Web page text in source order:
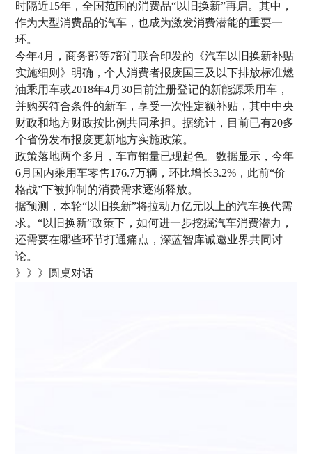
时隔近15年，全国范围的消费品“以旧换新”再启。其中，
作为大型消费品的汽车，也成为激发消费潜能的重要一
环。
今年4月，商务部等7部门联合印发的《汽车以旧换新补贴
实施细则》明确，个人消费者报废国三及以下排放标准燃
油乘用车或2018年4月30日前注册登记的新能源乘用车，
并购买符合条件的新车，享受一次性定额补贴，其中中央
财政和地方财政按比例共同承担。据统计，目前已有20多
个省份发布报废更新地方实施政策。
政策落地两个多月，车市销量已现起色。数据显示，今年
6月国内乘用车零售176.7万辆，环比增长3.2%，此前“价
格战”下被抑制的消费需求逐渐释放。
据预测，本轮“以旧换新”将拉动万亿元以上的汽车换代需
求。“以旧换新”政策下，如何进一步挖掘汽车消费潜力，
还需要在哪些环节打通痛点，深蓝智库诚邀业界共同讨
论。
》》》圆桌对话